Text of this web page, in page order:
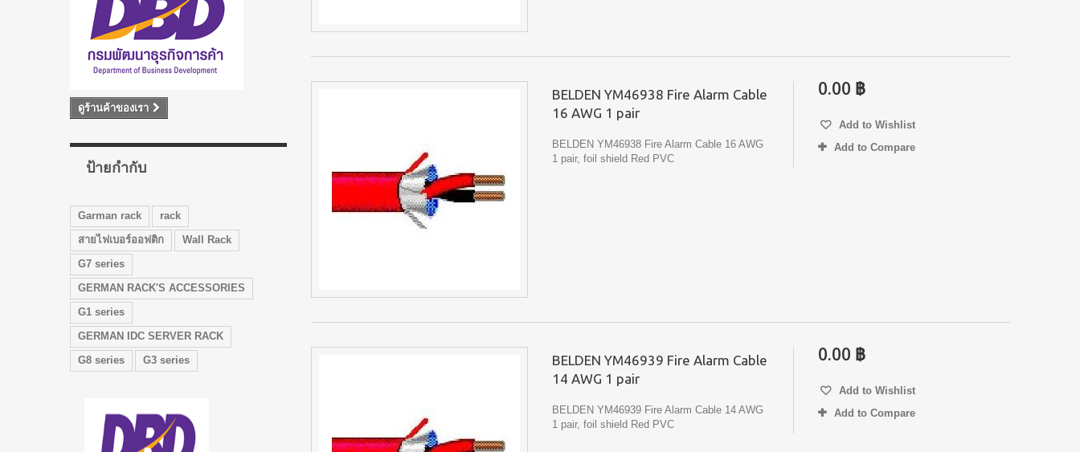
ดูร้านค้าของเรา
ป้ายกำกับ
Garman rack
rack
สายไฟเบอร์ออฟติก
Wall Rack
G7 series
GERMAN RACK'S ACCESSORIES
G1 series
GERMAN IDC SERVER RACK
G8 series
G3 series
BELDEN YM46938 Fire Alarm Cable
16 AWG 1 pair
BELDEN YM46938 Fire Alarm Cable 16 AWG
1 pair, foil shield Red PVC
0.00 ฿
Add to Wishlist
Add to Compare
BELDEN YM46939 Fire Alarm Cable
14 AWG 1 pair
BELDEN YM46939 Fire Alarm Cable 14 AWG
1 pair, foil shield Red PVC
0.00 ฿
Add to Wishlist
Add to Compare